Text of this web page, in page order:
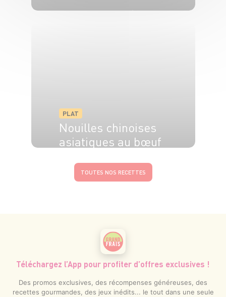
PLAT
Nouilles chinoises
asiatiques au bœuf
TOUTES NOS RECETTES
Téléchargez l’App pour profiter d’offres exclusives !
Des promos exclusives, des récompenses généreuses, des
recettes gourmandes, des jeux inédits... le tout dans une seule